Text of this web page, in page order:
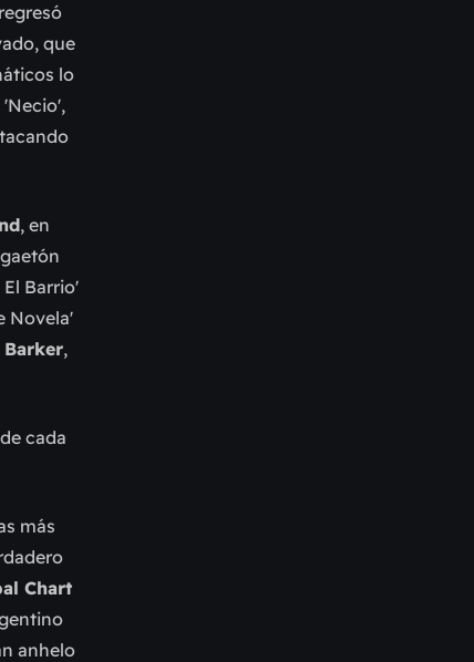
que
lo
'Necio',
, en
Barrio'
Novela'
Barker,
cada
más
Chart
anhelo